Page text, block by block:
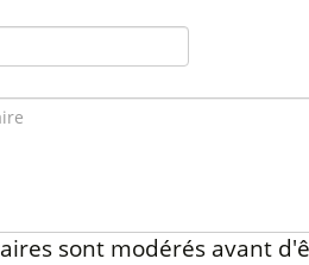
sont modérés avant